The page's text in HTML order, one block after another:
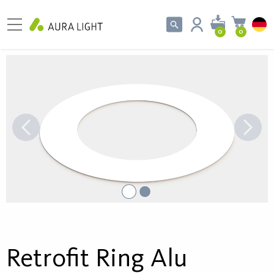
0 0
Retrofit Ring Alu